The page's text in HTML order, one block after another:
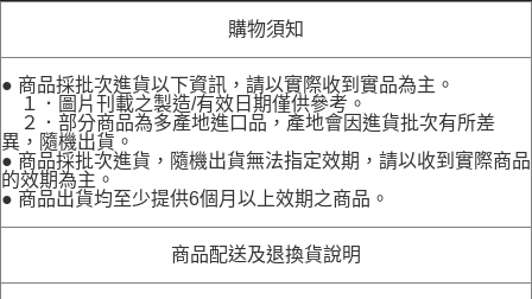
購物須知
● 商品採批次進貨以下資訊，請以實際收到實品為主。
１．圖片刊載之製造/有效日期僅供參考。
２．部分商品為多產地進口品，產地會因進貨批次有所差
異，隨機出貨。
● 商品採批次進貨，隨機出貨無法指定效期，請以收到實際商品
的效期為主。
● 商品出貨均至少提供6個月以上效期之商品。
商品配送及退換貨說明